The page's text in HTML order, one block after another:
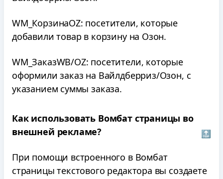
WM_КорзинаOZ: посетители, которые
добавили товар в корзину на Озон.
WM_ЗаказWB/OZ: посетители, которые
оформили заказ на Вайлдберриз/Озон, с
указанием суммы заказа.
🔝
Как использовать Вомбат страницы во
внешней рекламе?
При помощи встроенного в Вомбат
страницы текстового редактора вы создаете